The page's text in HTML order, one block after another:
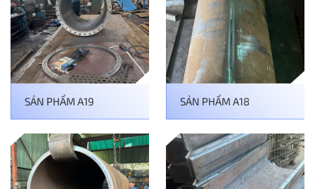
SẢN PHẨM A19 SẢN PHẨM A18